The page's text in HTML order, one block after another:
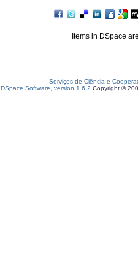
Items in DSpace
Serviços de Ciência e
DSpace Software, version 1.6.2 Copyright ©